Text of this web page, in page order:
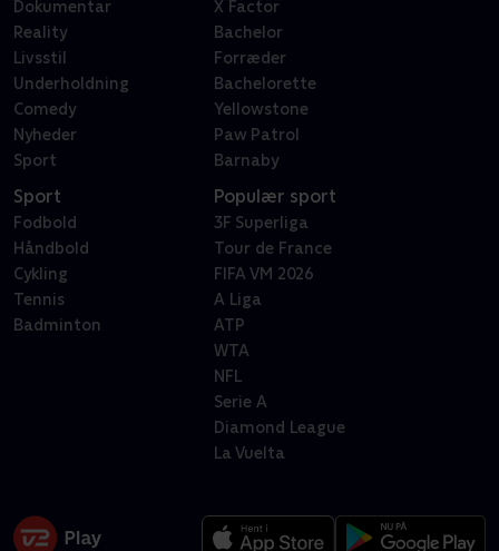
Dokumentar
Reality
Livsstil
Underholdning
Comedy
Nyheder
Sport
X Factor
Bachelor
Forræder
Bachelorette
Yellowstone
Paw Patrol
Barnaby
Sport
Fodbold
Håndbold
Cykling
Tennis
Badminton
Populær sport
3F Superliga
Tour de France
FIFA VM 2026
A Liga
ATP
WTA
NFL
Serie A
Diamond League
La Vuelta